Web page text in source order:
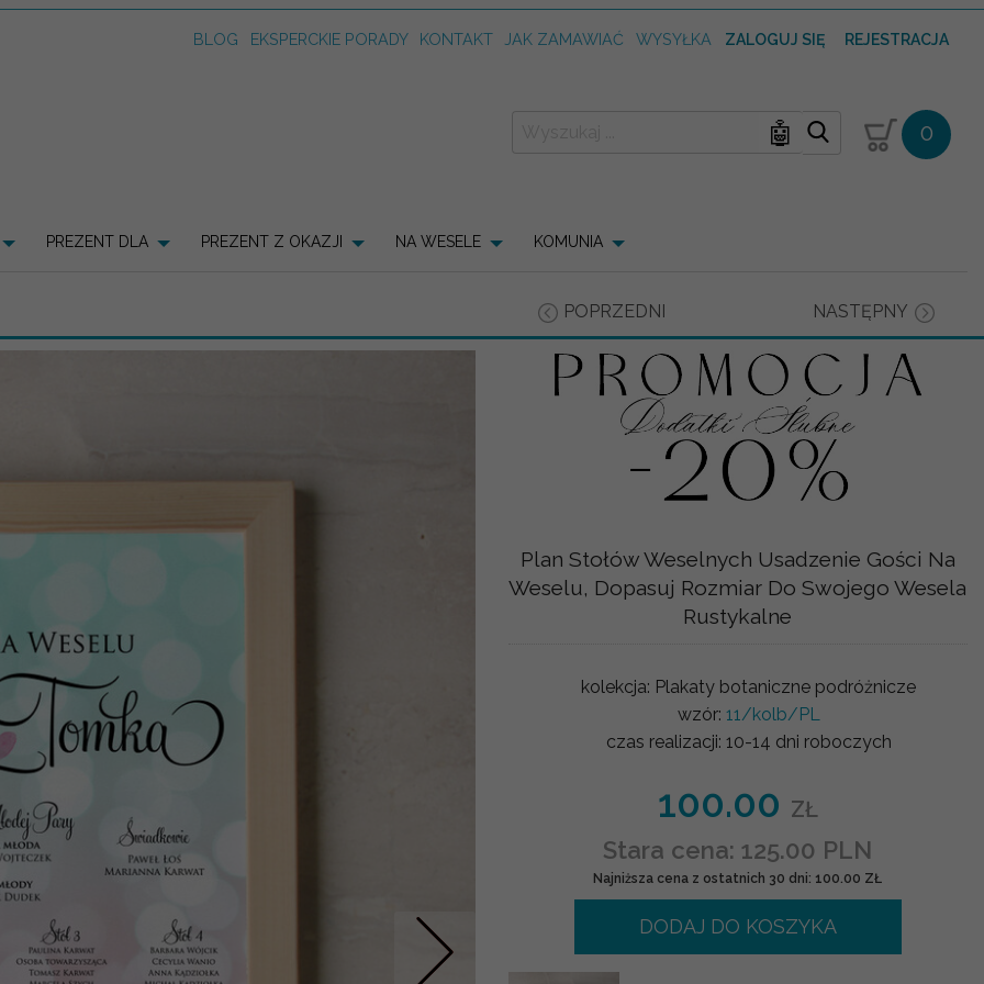
BLOG EKSPERCKIE PORADY KONTAKT JAK ZAMAWIAĆ WYSYŁKA ZALOGUJ SIĘ REJESTRACJA
🤖 0
PREZENT DLA PREZENT Z OKAZJI NA WESELE KOMUNIA
POPRZEDNI NASTĘPNY
Nastepne
Plan Stołów Weselnych Usadzenie Gości Na
Weselu, Dopasuj Rozmiar Do Swojego Wesela
Rustykalne
kolekcja: Plakaty botaniczne podróżnicze
wzór: 11/kolb/PL
czas realizacji: 10-14 dni roboczych
100.00 ZŁ
Stara cena: 125.00 PLN
Najniższa cena z ostatnich 30 dni: 100.00 ZŁ
DODAJ DO KOSZYKA